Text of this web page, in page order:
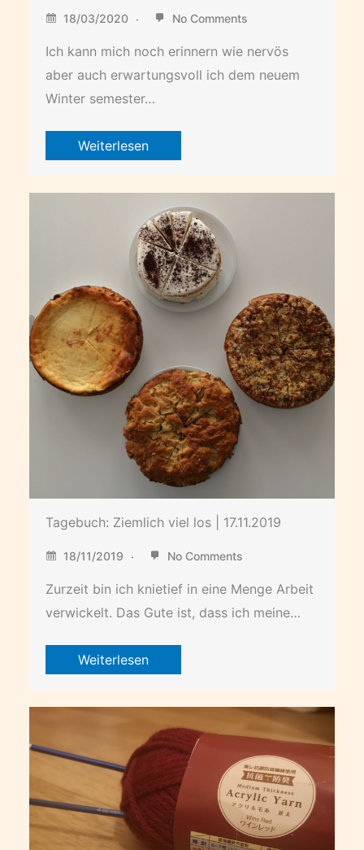
18/03/2020 No Comments
Ich kann mich noch erinnern wie nervös
aber auch erwartungsvoll ich dem neuem
Winter semester…
Weiterlesen
Tagebuch: Ziemlich viel los | 17.11.2019
18/11/2019 No Comments
Zurzeit bin ich knietief in eine Menge Arbeit
verwickelt. Das Gute ist, dass ich meine…
Weiterlesen